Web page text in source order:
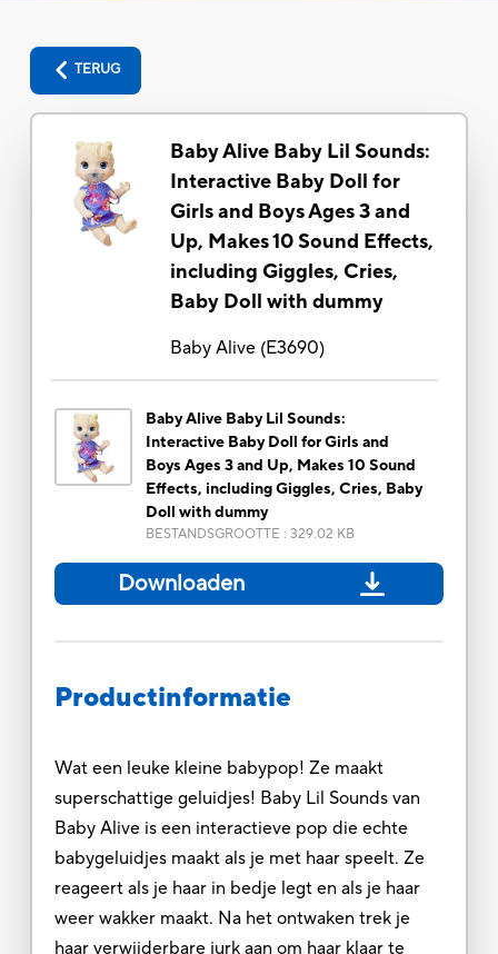
TERUG
Baby Alive Baby Lil Sounds:
Interactive Baby Doll for
Girls and Boys Ages 3 and
Up, Makes 10 Sound Effects,
including Giggles, Cries,
Baby Doll with dummy
Baby Alive(E3690)
Baby Alive Baby Lil Sounds:
Interactive Baby Doll for Girls and
Boys Ages 3 and Up, Makes 10 Sound
Effects, including Giggles, Cries, Baby
Doll with dummy
BESTANDSGROOTTE : 329.02 KB
Downloaden
Productinformatie
Wat een leuke kleine babypop! Ze maakt
superschattige geluidjes! Baby Lil Sounds van
Baby Alive is een interactieve pop die echte
babygeluidjes maakt als je met haar speelt. Ze
reageert als je haar in bedje legt en als je haar
weer wakker maakt. Na het ontwaken trek je
haar verwijderbare jurk aan om haar klaar te